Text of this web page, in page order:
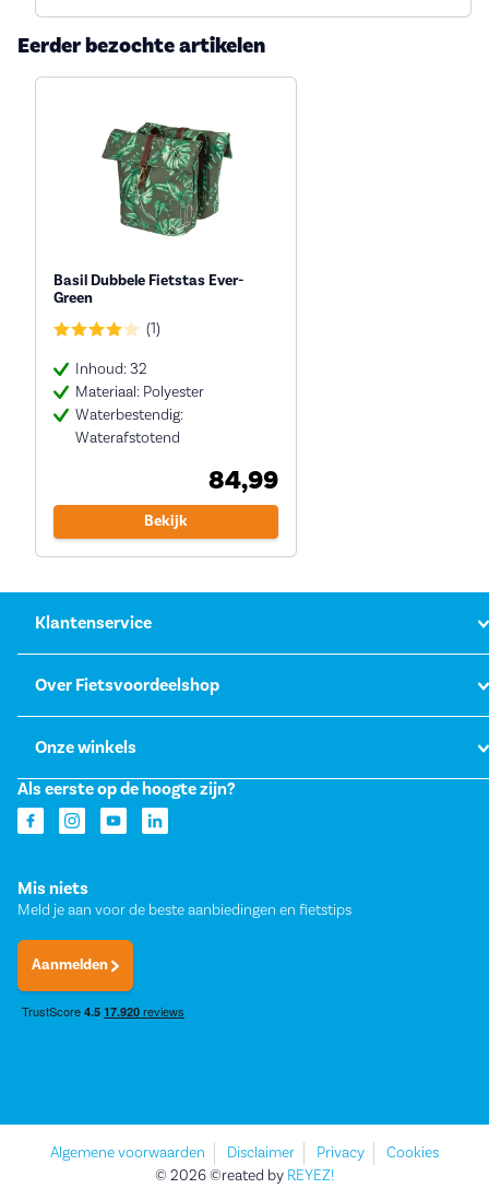
Eerder bezochte artikelen
Basil Dubbele Fietstas Ever-
Green
(1)
Inhoud: 32
Materiaal: Polyester
Waterbestendig:
Waterafstotend
84,99
Bekijk
Klantenservice
Over Fietsvoordeelshop
Onze winkels
Als eerste op de hoogte zijn?
Mis niets
Meld je aan voor de beste aanbiedingen en fietstips
Aanmelden
Algemene voorwaarden Disclaimer Privacy
Cookies
© 2026 ©reated by REYEZ!